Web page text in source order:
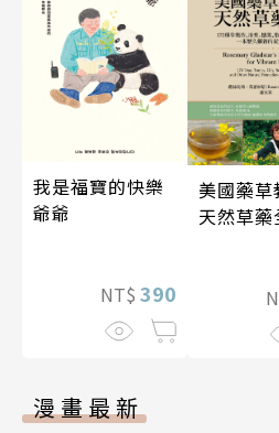
我是福寶的快樂
爺爺
NT$ 390
美國藥草
天然草藥
漫畫最新